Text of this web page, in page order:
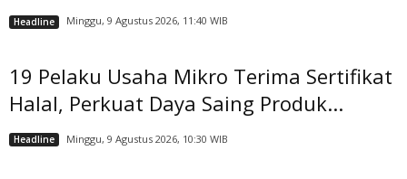
Headline Minggu, 9 Agustus 2026, 11:40 WIB
19 Pelaku Usaha Mikro Terima Sertifikat
Halal, Perkuat Daya Saing Produk...
Headline Minggu, 9 Agustus 2026, 10:30 WIB